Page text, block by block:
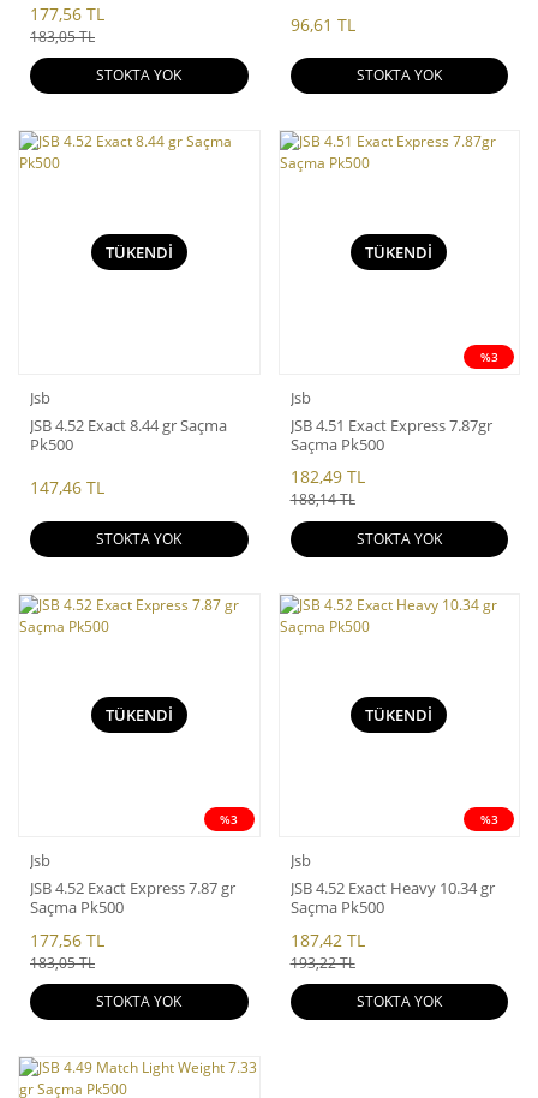
177,56 TL
183,05 TL
STOKTA YOK
96,61 TL
STOKTA YOK
TÜKENDİ
Jsb
JSB 4.52 Exact 8.44 gr Saçma
Pk500
147,46 TL
STOKTA YOK
%3
TÜKENDİ
Jsb
JSB 4.51 Exact Express 7.87gr
Saçma Pk500
182,49 TL
188,14 TL
STOKTA YOK
%3
TÜKENDİ
Jsb
JSB 4.52 Exact Express 7.87 gr
Saçma Pk500
177,56 TL
183,05 TL
STOKTA YOK
%3
TÜKENDİ
Jsb
JSB 4.52 Exact Heavy 10.34 gr
Saçma Pk500
187,42 TL
193,22 TL
STOKTA YOK